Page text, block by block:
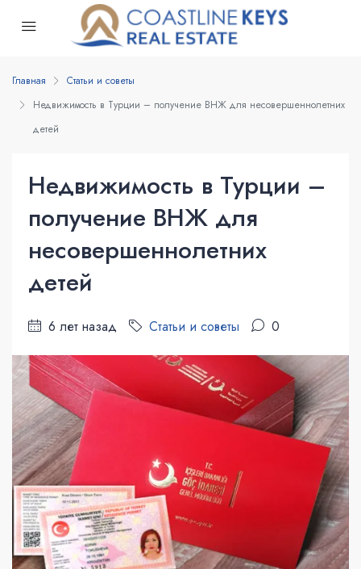
Главная
Статьи и советы
Недвижимость в Турции – получение ВНЖ для несовершеннолетних
детей
Недвижимость в Турции –
получение ВНЖ для
несовершеннолетних
детей
6 лет назад Статьи и советы 0